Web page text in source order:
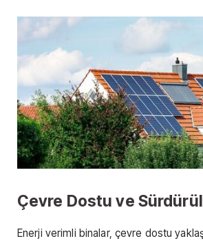
Çevre Dostu ve
Enerji verimli binalar, çevre dostu